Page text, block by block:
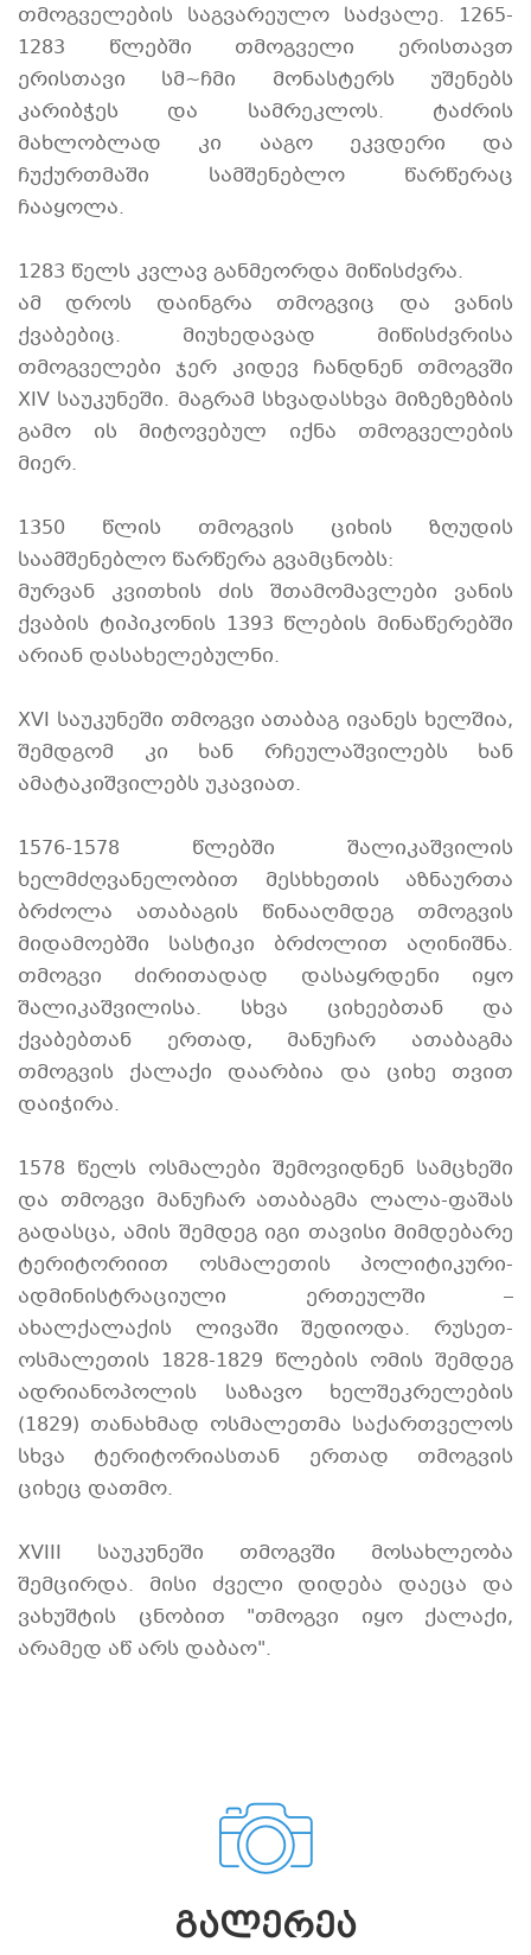
თმოგველების საგვარეულო საძვალე. 1265-
1283 წლებში თმოგველი ერისთავთ
ერისთავი სმ~ჩმი მონასტერს უშენებს
კარიბჭეს და სამრეკლოს. ტაძრის
მახლობლად კი ააგო ეკვდერი და
ჩუქურთმაში სამშენებლო წარწერაც
ჩააყოლა.
1283 წელს კვლავ განმეორდა მიწისძვრა.
ამ დროს დაინგრა თმოგვიც და ვანის
ქვაბებიც. მიუხედავად მიწისძვრისა
თმოგველები ჯერ კიდევ ჩანდნენ თმოგვში
XIV საუკუნეში. მაგრამ სხვადასხვა მიზეზეზბის
გამო ის მიტოვებულ იქნა თმოგველების
მიერ.
1350 წლის თმოგვის ციხის ზღუდის
საამშენებლო წარწერა გვამცნობს:
მურვან კვითხის ძის შთამომავლები ვანის
ქვაბის ტიპიკონის 1393 წლების მინაწერებში
არიან დასახელებულნი.
XVI საუკუნეში თმოგვი ათაბაგ ივანეს ხელშია,
შემდგომ კი ხან რჩეულაშვილებს ხან
ამატაკიშვილებს უკავიათ.
1576-1578 წლებში შალიკაშვილის
ხელმძღვანელობით მესხხეთის აზნაურთა
ბრძოლა ათაბაგის წინააღმდეგ თმოგვის
მიდამოებში სასტიკი ბრძოლით აღინიშნა.
თმოგვი ძირითადად დასაყრდენი იყო
შალიკაშვილისა. სხვა ციხეებთან და
ქვაბებთან ერთად, მანუჩარ ათაბაგმა
თმოგვის ქალაქი დაარბია და ციხე თვით
დაიჭირა.
1578 წელს ოსმალები შემოვიდნენ სამცხეში
და თმოგვი მანუჩარ ათაბაგმა ლალა-ფაშას
გადასცა, ამის შემდეგ იგი თავისი მიმდებარე
ტერიტორიით ოსმალეთის პოლიტიკური-
ადმინისტრაციული ერთეულში –
ახალქალაქის ლივაში შედიოდა. რუსეთ-
ოსმალეთის 1828-1829 წლების ომის შემდეგ
ადრიანოპოლის საზავო ხელშეკრელების
(1829) თანახმად ოსმალეთმა საქართველოს
სხვა ტერიტორიასთან ერთად თმოგვის
ციხეც დათმო.
XVIII საუკუნეში თმოგვში მოსახლეობა
შემცირდა. მისი ძველი დიდება დაეცა და
ვახუშტის ცნობით "თმოგვი იყო ქალაქი,
არამედ აწ არს დაბაო".
ᲒᲐᲚᲔᲠᲔᲐ